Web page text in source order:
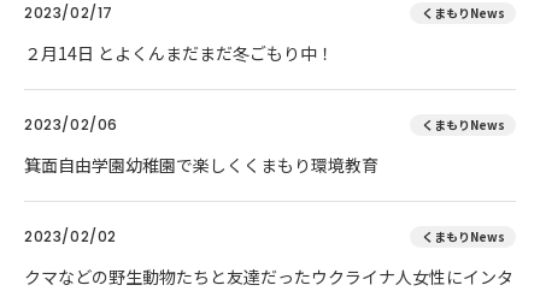
2023/02/17 くまもりNews
２月14日 とよくんまだまだ冬ごもり中！
2023/02/06 くまもりNews
箕面自由学園幼稚園で楽しくくまもり環境教育
2023/02/02 くまもりNews
クマなどの野生動物たちと友達だったウクライナ人女性にインタ